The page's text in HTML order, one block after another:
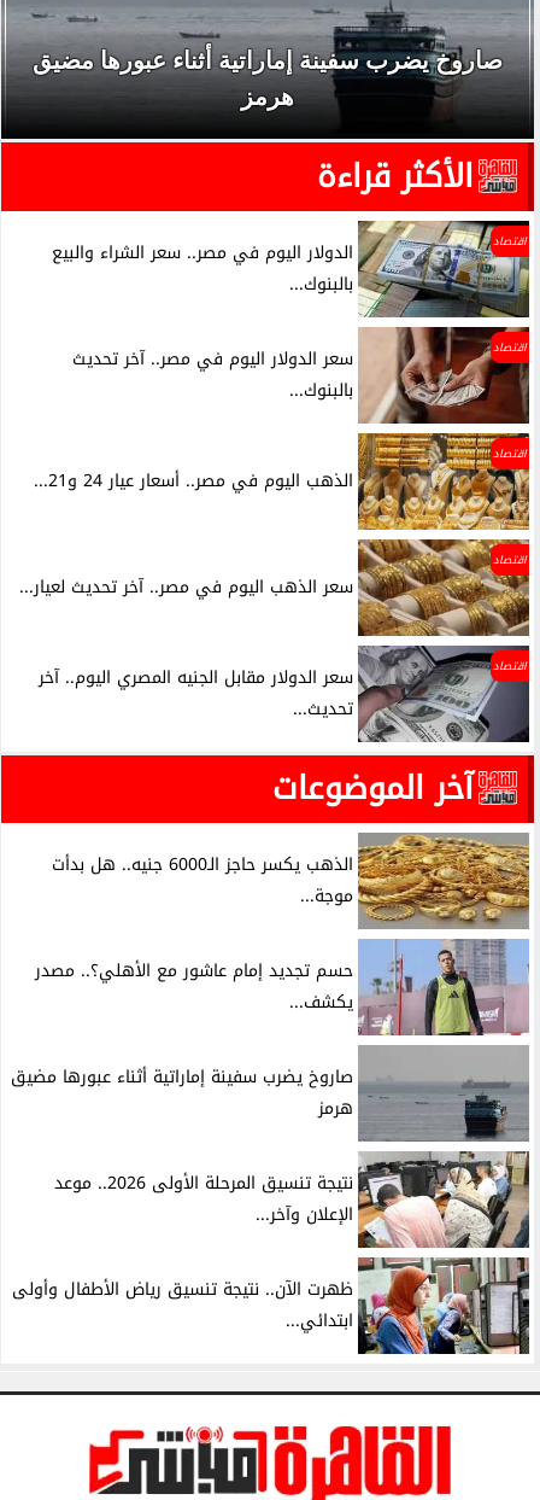
صاروخ يضرب سفينة إماراتية أثناء عبورها مضيق
هرمز
الأكثر قراءة
اقتصاد
الدولار اليوم في مصر.. سعر الشراء والبيع
بالبنوك...
اقتصاد
سعر الدولار اليوم في مصر.. آخر تحديث
بالبنوك...
اقتصاد
الذهب اليوم في مصر.. أسعار عيار 24 و21...
اقتصاد
سعر الذهب اليوم في مصر.. آخر تحديث لعيار...
اقتصاد
سعر الدولار مقابل الجنيه المصري اليوم.. آخر
تحديث...
آخر الموضوعات
الذهب يكسر حاجز الـ6000 جنيه.. هل بدأت
موجة...
حسم تجديد إمام عاشور مع الأهلي؟.. مصدر
يكشف...
صاروخ يضرب سفينة إماراتية أثناء عبورها مضيق
هرمز
نتيجة تنسيق المرحلة الأولى 2026.. موعد
الإعلان وآخر...
ظهرت الآن.. نتيجة تنسيق رياض الأطفال وأولى
ابتدائي...